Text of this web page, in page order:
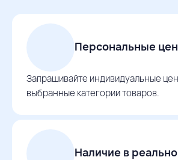
Персональные
Запрашивайте индивидуальные
выбранные категории товаров.
Наличие в